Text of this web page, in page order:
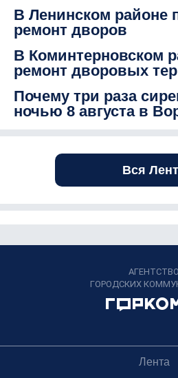
В Ленинском районе
ремонт дворов
В Коминтерновском
ремонт дворовых
Почему три раза
ночью 8 августа в
Вся
АГЕНТСТВО
ГОРОДСКИХ
Лента